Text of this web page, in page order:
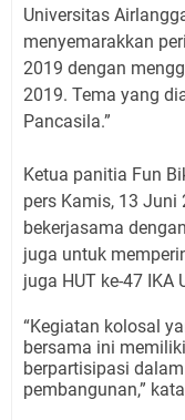
Universitas
menyemarakkan
2019 dengan
2019. Tema yang
Pancasila.”
Ketua panitia Fun
pers Kamis, 13 Juni
bekerjasama
juga untuk
juga HUT ke-47 IKA
“Kegiatan kolosal
bersama ini
berpartisipasi
pembangunan,”